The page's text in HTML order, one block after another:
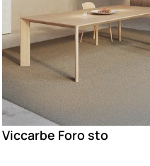
Viccarbe Foro sto